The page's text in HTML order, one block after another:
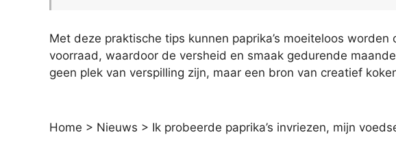
Met deze praktische tips kunnen paprika’s moeiteloos
voorraad, waardoor de versheid en smaak gedurende
geen plek van verspilling zijn, maar een bron van creatief
Home > Nieuws > Ik probeerde paprika’s invriezen, mijn